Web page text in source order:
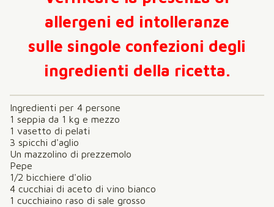
allergeni ed intolleranze
sulle singole confezioni degli
ingredienti della ricetta.
Ingredienti per 4 persone
1 seppia da 1 kg e mezzo
1 vasetto di pelati
3 spicchi d'aglio
Un mazzolino di prezzemolo
Pepe
1/2 bicchiere d'olio
4 cucchiai di aceto di vino bianco
1 cucchiaino raso di sale grosso